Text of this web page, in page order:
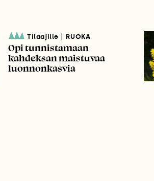
Tilaajille RUOKA
Opi tunnistamaan
kahdeksan maistuvaa
luonnonkasvia